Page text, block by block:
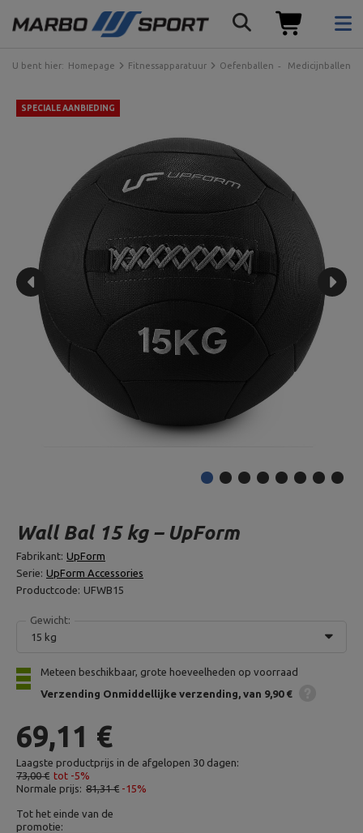
U bent hier: Homepage Fitnessapparatuur Oefenballen Medicijnballen
SPECIALE AANBIEDING
Wall Bal 15 kg – UpForm
Fabrikant: UpForm
Serie: UpForm Accessories
Productcode: UFWB15
Gewicht:
15 kg
Meteen beschikbaar, grote hoeveelheden op voorraad
Verzending Onmiddellijke verzending van 9,90 €
69,11 €
Laagste productprijs in de afgelopen 30 dagen:
73,00 € tot -5%
Normale prijs: 81,31 € -15%
Tot het einde van de
promotie: